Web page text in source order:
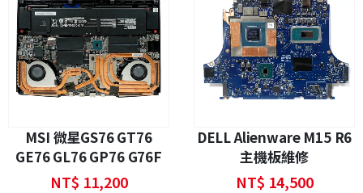
MSI 微星GS76 GT76
GE76 GL76 GP76 G76F
GV76主機板維修
NT$ 11,200
DELL Alienware M15 R6
主機板維修
NT$ 14,500